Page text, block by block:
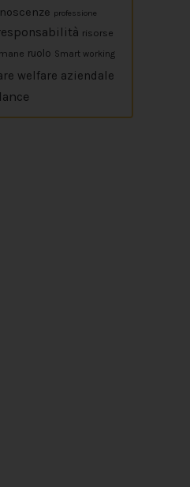
professione
risorse
ruolo Smart working
welfare aziendale